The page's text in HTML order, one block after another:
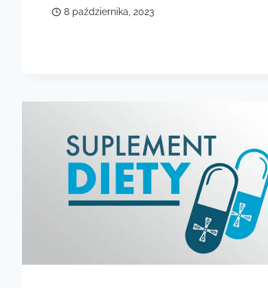
8 października, 2023